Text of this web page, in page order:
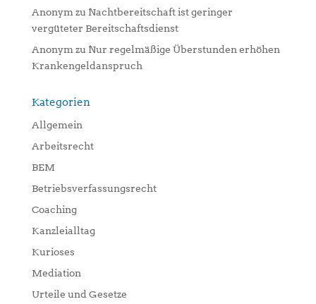
Anonymzu Nachtbereitschaft ist geringer
vergüteter Bereitschaftsdienst
Anonymzu Nur regelmäßige Überstunden erhöhen
Krankengeldanspruch
Kategorien
Allgemein
Arbeitsrecht
BEM
Betriebsverfassungsrecht
Coaching
Kanzleialltag
Kurioses
Mediation
Urteile und Gesetze